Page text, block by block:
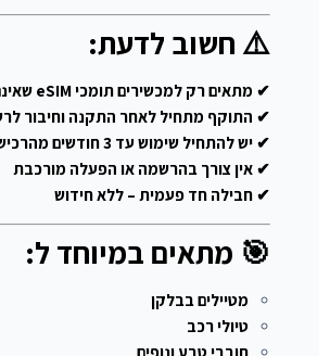
⚠️ חשוב לדעת:
✔ מתאים רק למכשירים תומכי eSIM שאינם נעולים
✔ התוקף מתחיל לאחר התקנה וחיבור
✔ יש להתחיל שימוש עד 3 חודשים מהרכישה
✔ אין צורך בהרשמה או הפעלה מורכבת
✔ חבילה חד פעמית – ללא חידוש
🎯 מתאים במיוחד ל:
מטיילים בבלקן
טיולי רכב